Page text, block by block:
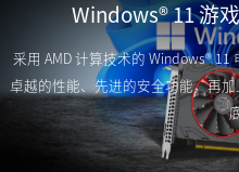
Windows® 11 游
采用 AMD 计算技术的 Windows® 11
卓越的性能、先进的安全功能，再